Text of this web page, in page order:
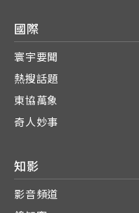
國際
寰宇要聞
熱搜話題
東協萬象
奇人妙事
知影
影音頻道